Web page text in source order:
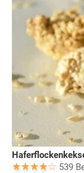
539